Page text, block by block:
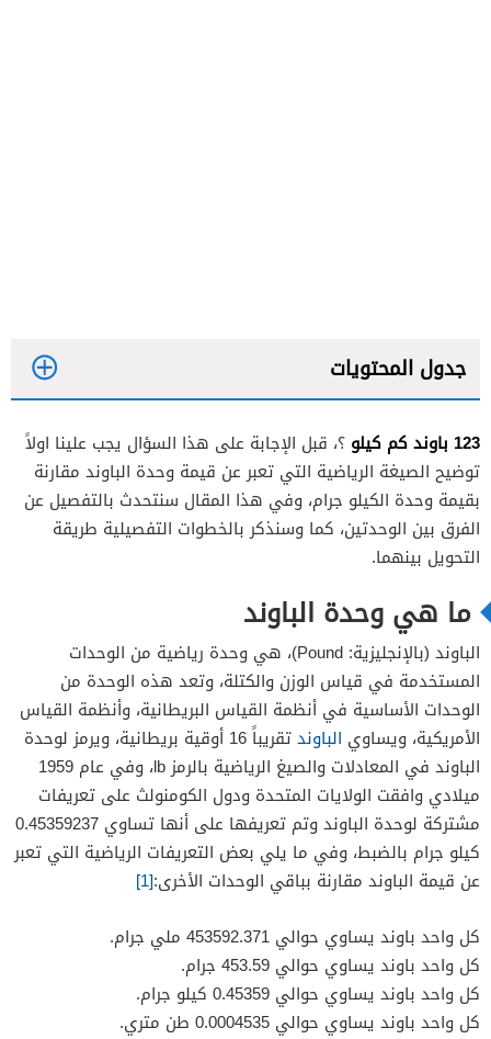
جدول المحتويات
123 باوند كم كيلو
؟، قبل الإجابة على هذا السؤال يجب علينا اولاً
توضيح الصيغة الرياضية التي تعبر عن قيمة وحدة الباوند مقارنة
بقيمة وحدة الكيلو جرام، وفي هذا المقال سنتحدث بالتفصيل عن
الفرق بين الوحدتين، كما وسنذكر بالخطوات التفصيلية طريقة
التحويل بينهما.
ما هي وحدة الباوند
الباوند (بالإنجليزية: Pound)، هي وحدة رياضية من الوحدات
المستخدمة في قياس الوزن والكتلة، وتعد هذه الوحدة من
الوحدات الأساسية في أنظمة القياس البريطانية، وأنظمة القياس
الأمريكية، ويساوي الباوند
تقريباً 16 أوقية بريطانية، ويرمز لوحدة
الباوند في المعادلات والصيغ الرياضية بالرمز lb، وفي عام 1959
ميلادي وافقت الولايات المتحدة ودول الكومنولث على تعريفات
مشتركة لوحدة الباوند وتم تعريفها على أنها تساوي 0.45359237
كيلو جرام بالضبط، وفي ما يلي بعض التعريفات الرياضية التي تعبر
عن قيمة الباوند مقارنة بباقي الوحدات الأخرى:[1]
كل واحد باوند يساوي حوالي 453592.371 ملي جرام.
كل واحد باوند يساوي حوالي 453.59 جرام.
كل واحد باوند يساوي حوالي 0.45359 كيلو جرام.
كل واحد باوند يساوي حوالي 0.0004535 طن متري.